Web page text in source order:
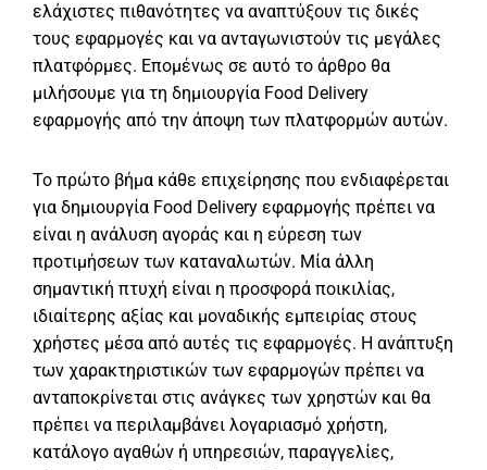
ελάχιστες πιθανότητες να αναπτύξουν τις δικές
τους εφαρμογές και να ανταγωνιστούν τις μεγάλες
πλατφόρμες. Επομένως σε αυτό το άρθρο θα
μιλήσουμε για τη δημιουργία Food Delivery
εφαρμογής από την άποψη των πλατφορμών αυτών.
Το πρώτο βήμα κάθε επιχείρησης που ενδιαφέρεται
για δημιουργία Food Delivery εφαρμογής πρέπει να
είναι η ανάλυση αγοράς και η εύρεση των
προτιμήσεων των καταναλωτών. Μία άλλη
σημαντική πτυχή είναι η προσφορά ποικιλίας,
ιδιαίτερης αξίας και μοναδικής εμπειρίας στους
χρήστες μέσα από αυτές τις εφαρμογές. Η ανάπτυξη
των χαρακτηριστικών των εφαρμογών πρέπει να
ανταποκρίνεται στις ανάγκες των χρηστών και θα
πρέπει να περιλαμβάνει λογαριασμό χρήστη,
κατάλογο αγαθών ή υπηρεσιών, παραγγελίες,